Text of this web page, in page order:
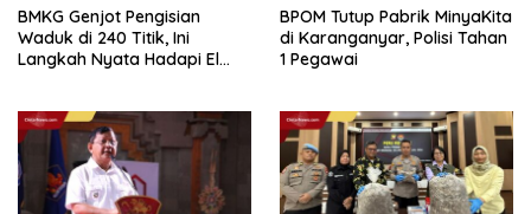
BMKG Genjot Pengisian
Waduk di 240 Titik, Ini
Langkah Nyata Hadapi El
BPOM Tutup Pabrik MinyaKita
di Karanganyar, Polisi Tahan
1 Pegawai